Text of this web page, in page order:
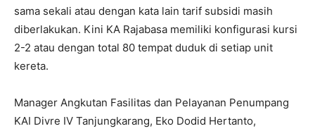
sama sekali atau dengan kata lain tarif subsidi masih
diberlakukan. Kini KA Rajabasa memiliki konfigurasi kursi
2-2 atau dengan total 80 tempat duduk di setiap unit
kereta.
Manager Angkutan Fasilitas dan Pelayanan Penumpang
KAI Divre IV Tanjungkarang, Eko Dodid Hertanto,